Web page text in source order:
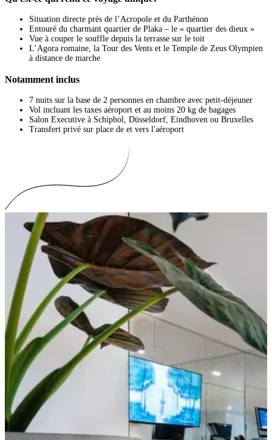
Situation directe près de l’Acropole et du Parthénon
Entouré du charmant quartier de Plaka – le « quartier des dieux »
Vue à couper le souffle depuis la terrasse sur le toit
L’Agora romaine, la Tour des Vents et le Temple de Zeus Olympien
à distance de marche
Notamment inclus
7 nuits sur la base de 2 personnes en chambre avec petit-déjeuner
Vol incluant les taxes aéroport et au moins 20 kg de bagages
Salon Executive à Schiphol, Düsseldorf, Eindhoven ou Bruxelles
Transfert privé sur place de et vers l'aéroport